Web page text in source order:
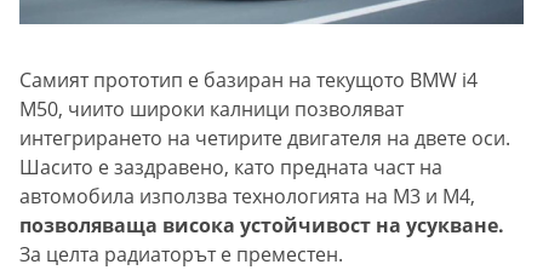
Самият прототип е базиран на текущото BMW i4
M50, чиито широки калници позволяват
интегрирането на четирите двигателя на двете оси.
Шасито е заздравено, като предната част на
автомобила използва технологията на M3 и M4,
позволяваща висока устойчивост на усукване.
За целта радиаторът е преместен.